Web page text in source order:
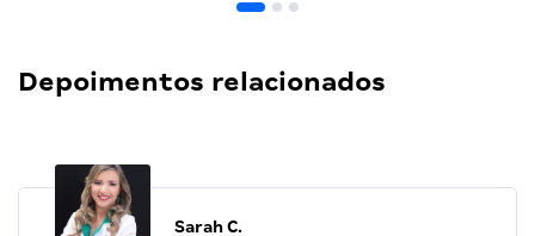
Depoimentos relacionados
Sarah C.